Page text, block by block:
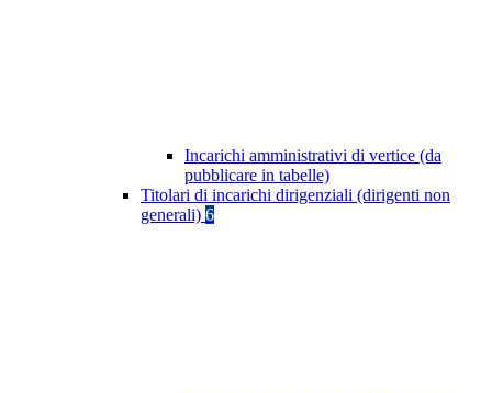
Incarichi amministrativi di vertice (da
pubblicare in tabelle)
Titolari di incarichi dirigenziali (dirigenti non
generali) 6